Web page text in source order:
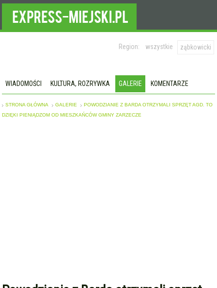
Region: wszystkie ząbkowicki
WIADOMOŚCI KULTURA, ROZRYWKA GALERIE KOMENTARZE
STRONA GŁÓWNA GALERIE
POWODZIANIE Z BARDA OTRZYMALI SPRZĘT AGD. TO
DZIĘKI PIENIĄDZOM OD MIESZKAŃCÓW GMINY ZARZECZE